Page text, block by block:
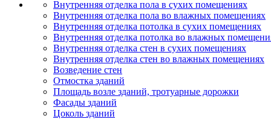
Внутренняя отделка пола в сухих помещениях
Внутренняя отделка пола во влажных помещениях
Внутренняя отделка потолка в сухих помещениях
Внутренняя отделка потолка во влажных
Внутренняя отделка стен в сухих помещениях
Внутренняя отделка стен во влажных помещениях
Возведение стен
Отмостка зданий
Площадь возле зданий, тротуарные дорожки
Фасады зданий
Цоколь зданий